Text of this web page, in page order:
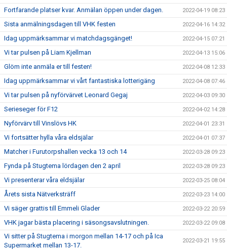
Fortfarande platser kvar. Anmälan öppen under dagen. 2022-04-19 08:23
Sista anmälningsdagen till VHK festen 2022-04-16 14:32
Idag uppmärksammar vi matchdagsgänget! 2022-04-15 07:21
Vi tar pulsen på Liam Kjellman 2022-04-13 15:06
Glöm inte anmäla er till festen! 2022-04-08 12:33
Idag uppmärksammar vi vårt fantastiska lotterigäng 2022-04-08 07:46
Vi tar pulsen på nyförvärvet Leonard Gegaj 2022-04-03 09:30
Serieseger för F12 2022-04-02 14:28
Nyförvärv till Vinslövs HK 2022-04-01 23:31
Vi fortsätter hylla våra eldsjälar 2022-04-01 07:37
Matcher i Furutorpshallen vecka 13 och 14 2022-03-28 09:23
Fynda på Stugtema lördagen den 2 april 2022-03-28 09:23
Vi presenterar våra eldsjälar 2022-03-25 08:04
Årets sista Nätverksträff 2022-03-23 14:00
Vi säger grattis till Emmeli Glader 2022-03-22 20:59
VHK jagar bästa placering i säsongsavslutningen. 2022-03-22 09:08
Vi sitter på Stugtema i morgon mellan 14-17 och på Ica
Supermarket mellan 13-17.
2022-03-21 19:55